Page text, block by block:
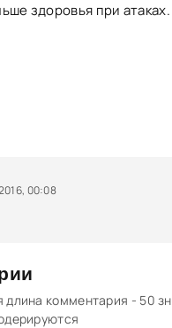
здоровья при атаках.
00:08
комментария - 50